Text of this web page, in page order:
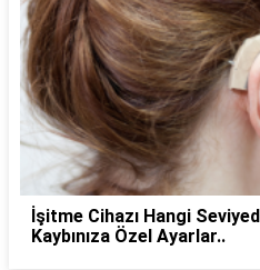
İşitme Cihazı Hangi
Kaybınıza Özel Ayarlar..